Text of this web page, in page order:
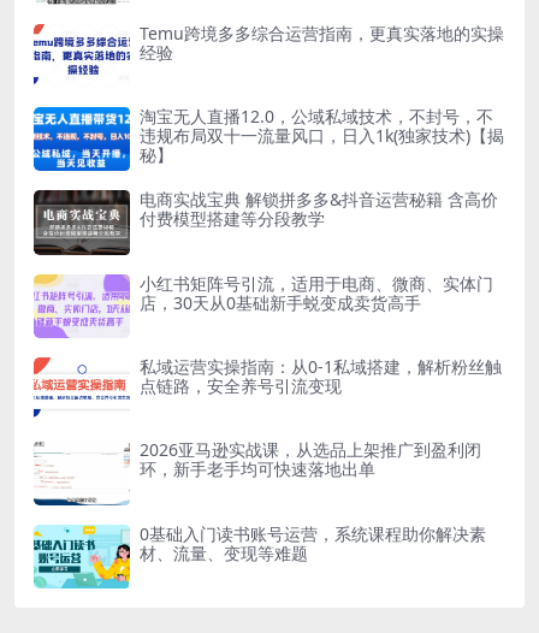
Temu跨境多多综合运营指南，更真实落地的实操
经验
淘宝无人直播12.0，公域私域技术，不封号，不
违规布局双十一流量风口，日入1k(独家技术)【揭
秘】
电商实战宝典 解锁拼多多&抖音运营秘籍 含高价
付费模型搭建等分段教学
小红书矩阵号引流，适用于电商、微商、实体门
店，30天从0基础新手蜕变成卖货高手
私域运营实操指南：从0-1私域搭建，解析粉丝触
点链路，安全养号引流变现
2026亚马逊实战课，从选品上架推广到盈利闭
环，新手老手均可快速落地出单
0基础入门读书账号运营，系统课程助你解决素
材、流量、变现等难题